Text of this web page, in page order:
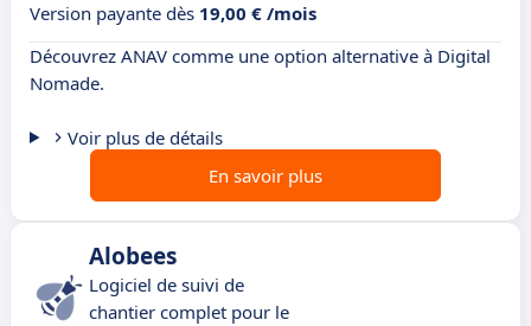
Version payante dès 19,00 € /mois
Découvrez ANAV comme une option alternative à Digital
Nomade.
Voir plus de détails
En savoir plus
Alobees
Logiciel de suivi de
chantier complet pour le